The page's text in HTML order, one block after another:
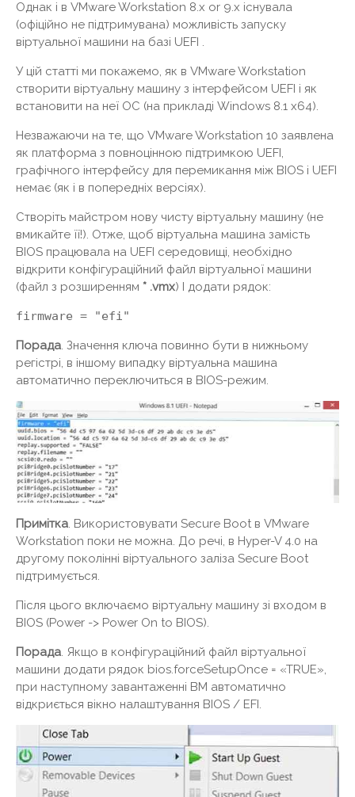
Однак і в VMware Workstation 8.x or 9.x існувала
(офіційно не підтримувана) можливість запуску
віртуальної машини на базі UEFI .
У цій статті ми покажемо, як в VMware Workstation
створити віртуальну машину з інтерфейсом UEFI і як
встановити на неї ОС (на прикладі Windows 8.1 x64).
Незважаючи на те, що VMware Workstation 10 заявлена ​​
як платформа з повноцінною підтримкою UEFI,
графічного інтерфейсу для перемикання між BIOS і UEFI
немає (як і в попередніх версіях).
Створіть майстром нову чисту віртуальну машину (не
вмикайте її!). Отже, щоб віртуальна машина замість
BIOS працювала на UEFI середовищі, необхідно
відкрити конфігураційний файл віртуальної машини
(файл з розширенням * .vmx) І додати рядок:
firmware = "efi"
Порада . Значення ключа повинно бути в нижньому
регістрі, в іншому випадку віртуальна машина
автоматично переключиться в BIOS-режим.
Примітка . Використовувати Secure Boot в VMware
Workstation поки не можна. До речі, в Hyper-V 4.0 на
другому поколінні віртуального заліза Secure Boot
підтримується.
Після цього включаємо віртуальну машину зі входом в
BIOS (Power -> Power On to BIOS).
Порада . Якщо в конфігураційний файл віртуальної
машини додати рядок bios.forceSetupOnce = «TRUE»,
при наступному завантаженні ВМ автоматично
відкриється вікно налаштування BIOS / EFI.